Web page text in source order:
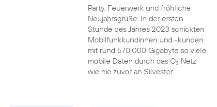
Party, Feuerwerk und fröhliche
Neujahrsgrüße: In der ersten
Stunde des Jahres 2023 schickten
Mobilfunkkundinnen und -kunden
mit rund 570.000 Gigabyte so viele
mobile Daten durch das O2Netz
wie nie zuvor an Silvester.